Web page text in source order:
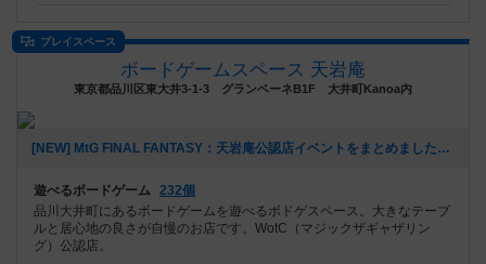
プレイスペース
ボードゲームスペース 天岩庵
東京都品川区東大井3-1-3 グランベーネB1F 大井町Kanoa内
[NEW] MtG FINAL FANTASY：天岩庵公認店イベントをまとめました（2025年06月09日 17時21分）
遊べるボードゲーム 232個
品川大井町にあるボードゲームを遊べるボドゲスペース。大きなテーブ
ルと居心地の良さが自慢のお店です。WotC（マジックザギャザリン
グ）公認店。